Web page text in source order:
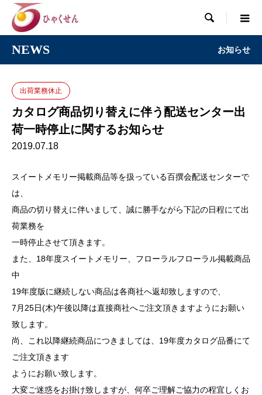

NEWS お知らせ
出荷業務休止
カタログ商品切り替えに伴う配送センター出
荷一時停止に関するお知らせ
2019.07.18
スイートメモリー掲載商品等を扱っている百撰会配送センターで
は、
商品の切り替えに伴いまして、誠に勝手ながら下記の日程にて出
荷業務を
一時停止させて頂きます。
また、18年度スイートメモリー、フローラルフローラル掲載商品
中
19年度版に継続しない商品は各商社へ返却致しますので、
7月25日(木)午後以降は直接商社へご注文頂きますようにお願い
致します。
尚、これ以降継続商品につきましては、19年度カタログ品番にて
ご注文頂きます
ようにお願い致します。
大変ご迷惑をお掛け致しますが、何卒ご理解ご協力の程宜しくお